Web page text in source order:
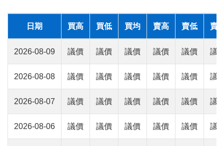
日期 買高 買低 買均 賣高 賣低 賣
2026-08-09 議價 議價 議價 議價 議價 議
2026-08-08 議價 議價 議價 議價 議價 議
2026-08-07 議價 議價 議價 議價 議價 議
2026-08-06 議價 議價 議價 議價 議價 議